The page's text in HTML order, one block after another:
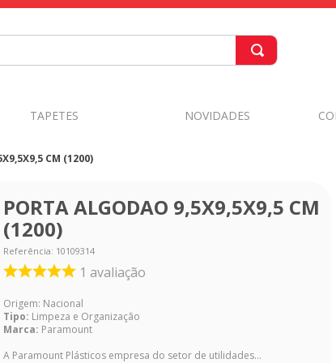
TAPETES NOVIDADES
CM (1200)
PORTA ALGODAO 9,5X9,5X9,5 CM
(1200)
Referência: 10109314
1 avaliação
Origem: Nacional
Tipo: Limpeza e Organização
Marca: Paramount
A Paramount Plásticos empresa do setor de utilidades...